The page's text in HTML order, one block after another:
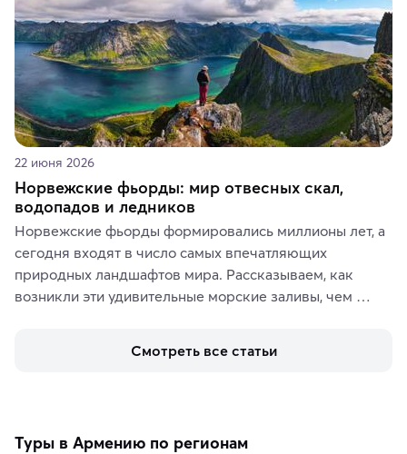
22 июня 2026
Норвежские фьорды: мир отвесных скал,
водопадов и ледников
Норвежские фьорды формировались миллионы лет, а
сегодня входят в число самых впечатляющих
природных ландшафтов мира. Рассказываем, как
возникли эти удивительные морские заливы, чем
включить в маршрут по Норвегии.
Смотреть все статьи
Туры в Армению по регионам